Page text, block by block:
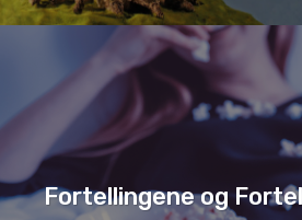
Fortellingene og